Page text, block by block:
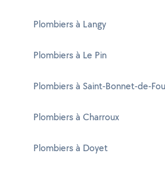
Plombiers à Langy
Plombiers à Le Pin
Plombiers à Saint-Bonnet-de-
Plombiers à Charroux
Plombiers à Doyet